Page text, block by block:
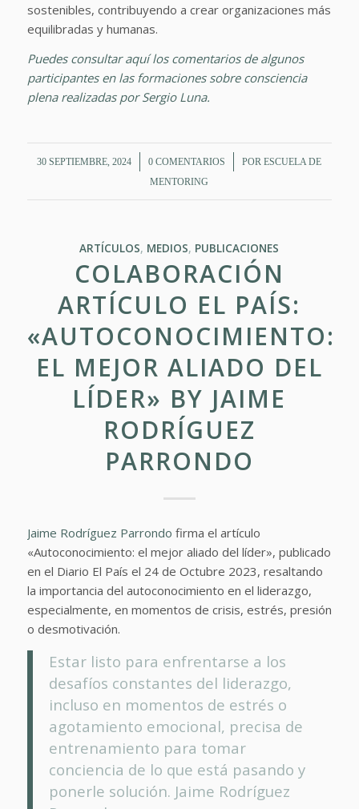
sostenibles, contribuyendo a crear organizaciones más
equilibradas y humanas.
Puedes consultar aquí los comentarios de algunos
participantes en las formaciones sobre consciencia
plena realizadas por Sergio Luna.
30 SEPTIEMBRE, 2024
/ 0 COMENTARIOS
/ PORESCUELA DE
MENTORING
ARTÍCULOS, MEDIOS, PUBLICACIONES
COLABORACIÓN
ARTÍCULO EL PAÍS:
«AUTOCONOCIMIENTO:
EL MEJOR ALIADO DEL
LÍDER» BY JAIME
RODRÍGUEZ
PARRONDO
Jaime Rodríguez Parrondo firma el artículo
«Autoconocimiento: el mejor aliado del líder», publicado
en el Diario El País el 24 de Octubre 2023, resaltando
la importancia del autoconocimiento en el liderazgo,
especialmente, en momentos de crisis, estrés, presión
o desmotivación.
Estar listo para enfrentarse a los
desafíos constantes del liderazgo,
incluso en momentos de estrés o
agotamiento emocional, precisa de
entrenamiento para tomar
conciencia de lo que está pasando y
ponerle solución. Jaime Rodríguez